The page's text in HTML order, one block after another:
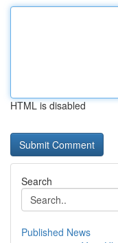
HTML is disabled
Search
Published News